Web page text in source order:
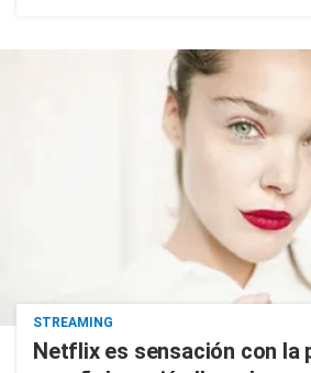
STREAMING
Netflix es sensación con la